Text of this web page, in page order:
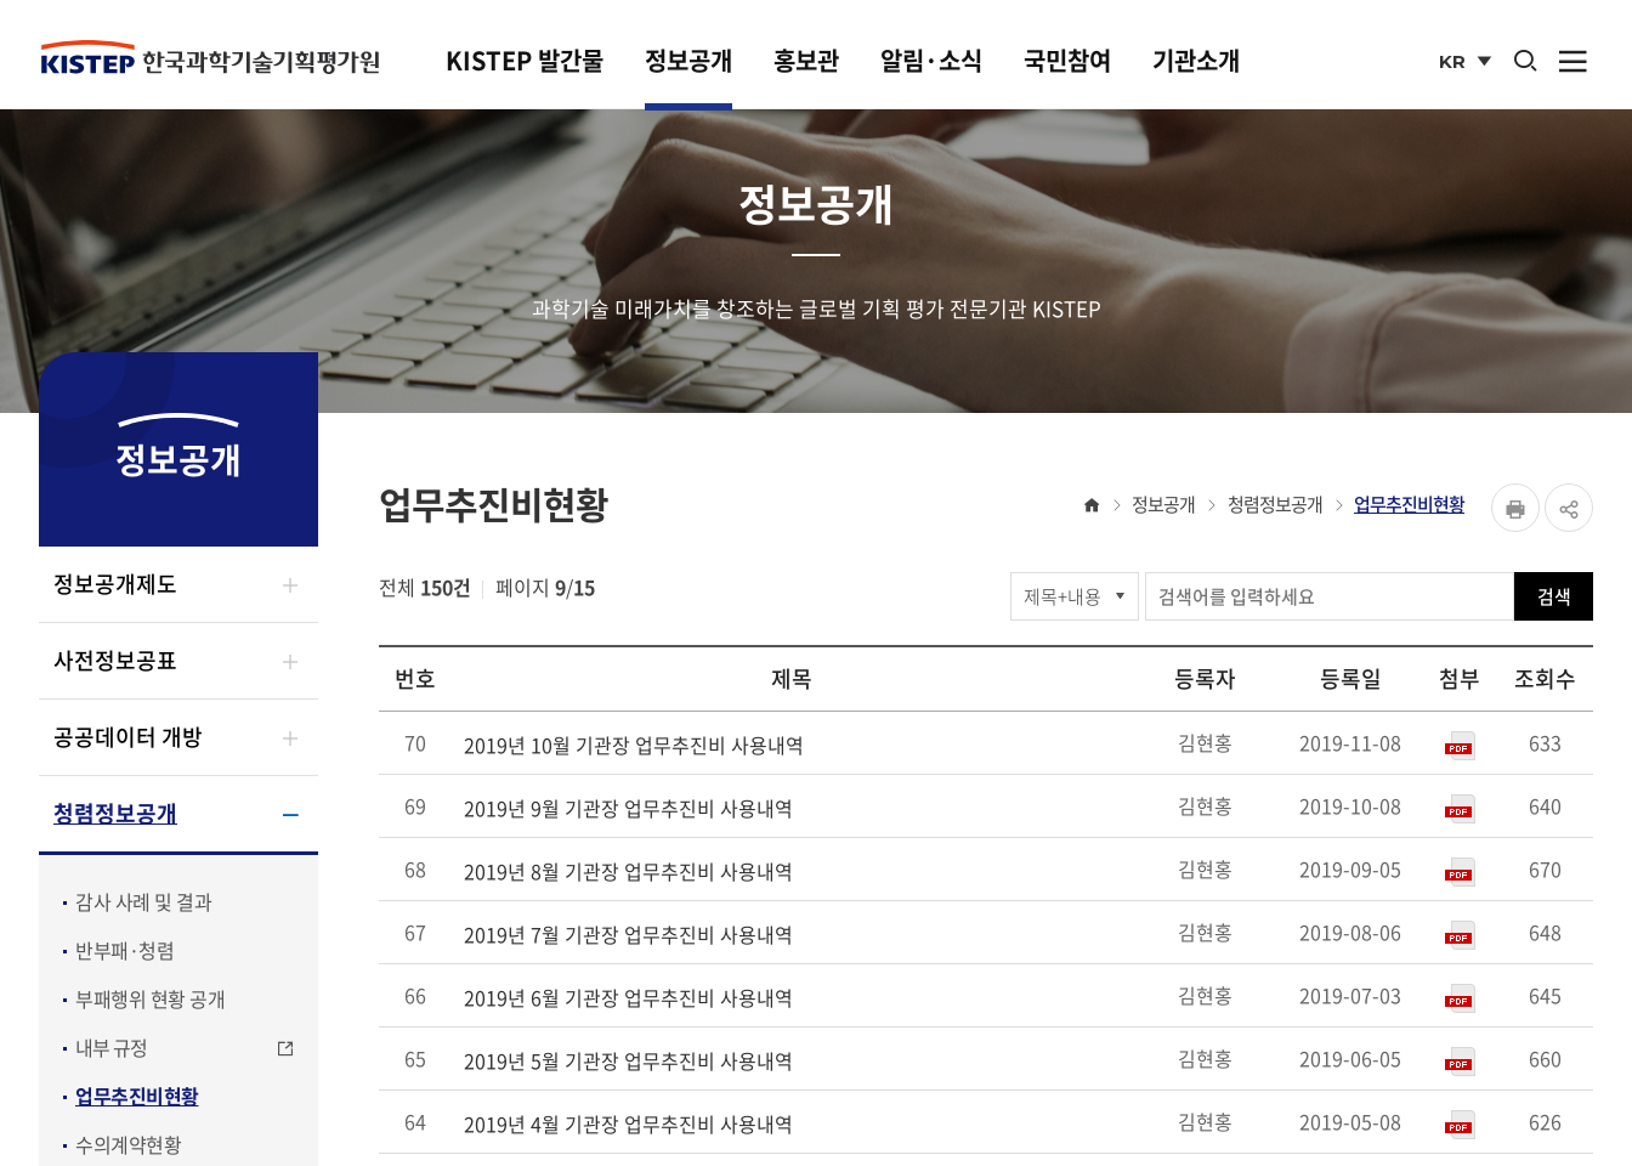
KISTEP 발간물 정보공개 홍보관 알림·소식 국민참여 기관소개
KR
사이트
통합검색 열기
사
열기
정보공개
과학기술 미래가치를 창조하는 글로벌 기획 평가 전문기관 KISTEP
정보공개
정보공개제도
사전정보공표
공공데이터 개방
청렴정보공개
감사 사례 및 결과
반부패·청렴
부패행위 현황 공개
내부 규정
업무추진비현황
수의계약현황
업무추진비현황 홈 정보공개 청렴정보공개 업무추진비현황
페이지
정보공개
>
청렴정보공개
업무추진비현황
검색
전체 150건 페이지 9/15
>
렴
보
개
업
추
번호 제목 등록자 등록일 첨부 조회수
70 2019년 10월 기관장 업무추진비 사용내역 김현홍 2019-11-08 633
69 2019년 9월 기관장 업무추진비 사용내역 김현홍 2019-10-08 640
68 2019년 8월 기관장 업무추진비 사용내역 김현홍 2019-09-05 670
67 2019년 7월 기관장 업무추진비 사용내역 김현홍 2019-08-06 648
66 2019년 6월 기관장 업무추진비 사용내역 김현홍 2019-07-03 645
65 2019년 5월 기관장 업무추진비 사용내역 김현홍 2019-06-05 660
64 2019년 4월 기관장 업무추진비 사용내역 김현홍 2019-05-08 626